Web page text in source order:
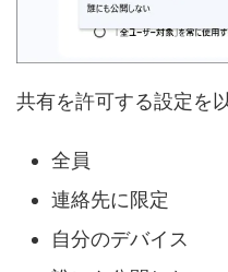
共有を許可する設定を
全員
連絡先に限定
自分のデバイス